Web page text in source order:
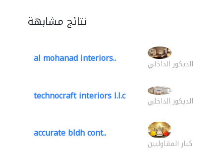
نتائج مشابهة
al mohanad interiors.. الديكور الداخلي
technocraft interiors l.l.c الديكور الداخلي
accurate bldh cont..
كبار المقاوليين